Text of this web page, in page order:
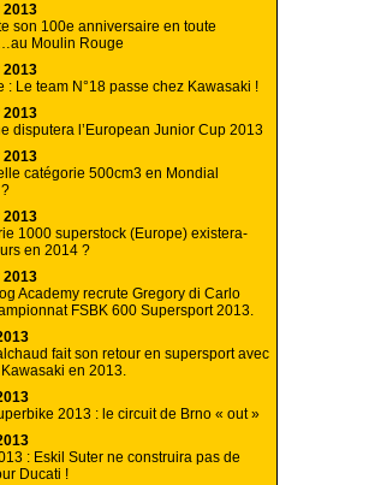
2013
son 100e anniversaire en toute
Moulin Rouge
2013
: Le team N°18 passe chez Kawasaki !
2013
disputera l’European Junior Cup 2013
2013
catégorie 500cm3 en Mondial
2013
1000 superstock (Europe) existera-
en 2014 ?
2013
Academy recrute Gregory di Carlo
FSBK 600 Supersport 2013.
fait son retour en supersport avec
Kawasaki en 2013.
2013 : le circuit de Brno « out »
: Eskil Suter ne construira pas de
Ducati !